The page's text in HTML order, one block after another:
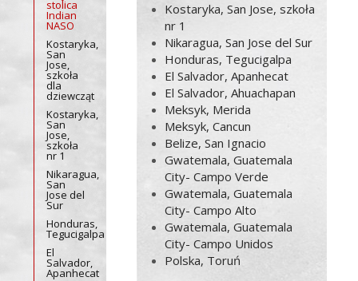
stolica
Indian
NASO
Kostaryka,
San
Jose,
szkoła
dla
dziewcząt
Kostaryka,
San
Jose,
szkoła
nr 1
Nikaragua,
San
Jose del
Sur
Honduras,
Tegucigalpa
El
Salvador,
Apanhecat
Kostaryka, San Jose, szkoła
nr 1
Nikaragua, San Jose del Sur
Honduras, Tegucigalpa
El Salvador, Apanhecat
El Salvador, Ahuachapan
Meksyk, Merida
Meksyk, Cancun
Belize, San Ignacio
Gwatemala, Guatemala
City- Campo Verde
Gwatemala, Guatemala
City- Campo Alto
Gwatemala, Guatemala
City- Campo Unidos
Polska, Toruń